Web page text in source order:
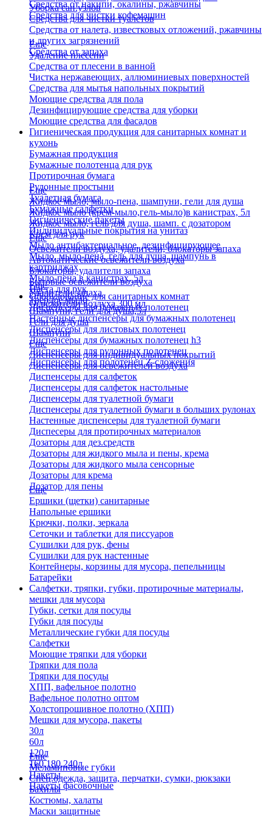
Средства от накипи, окалины, ржавчины
Средства для чистки кофемашин
Уборка сан.узлов
Средства для чистки туалетов
Средства от налета, известковых отложений, ржавчины
и других загрязнений
Средства от запаха
Еще
Удаление плесени
Средства от плесени в ванной
Чистка нержавеющих, аллюминиевых поверхностей
Средства для мытья напольных покрытий
Моющие средства для пола
Дезинфицирующие средства для уборки
Моющие средства для фасадов
Гигиеническая продукция для санитарных комнат и
кухонь
Бумажная продукция
Бумажные полотенца для рук
Протирочная бумага
Рулонные простыни
Туалетная бумага
Бумажные салфетки
Гигиенические пакеты
Индивидуальные покрытия на унитаз
Еще
Жидкое мыло, мыло-пена, шампуни, гели для душа
Жидкое мыло (крем-мыло,гель-мыло)в канистрах, 5л
Жидкое мыло, гель для душа, шамп. с дозатором
Крем для рук
Мыло антибактериальное, дезинфицирующее
Мыло, мыло-пена, гель для душа, шампунь в
картриджах
Мыло-пена в канистрах, 5л
Паста для рук
Твердое мыло
Шампуни, гели для душа,5л
Гели для душа
Шампуни
Еще
Освежители воздуха, удалители, блокаторы запаха
Автоматические освежители воздуха
Блокаторы, удалители запаха
Бытовые освежители воздуха
Удалители запаха
Освежители воздуха 300 мл
Еще
Оборудование для санитарных комнат
Диспенсеры для бумажных полотенец
Настенные диспенсеры для бумажных полотенец
Диспенсеры для листовых полотенец
Диспенсеры для бумажных полотенец h3
Диспенсеры для рулонных полотенец
Диспенсеры для полотенец Z-сложения
Еще
Диспенсеры для индивидуальных покрытий
Диспенсеры для освежителей воздуха
Диспенсеры для салфеток
Диспенсеры для салфеток настольные
Диспенсеры для туалетной бумаги
Диспенсеры для туалетной бумаги в больших рулонах
Настенные диспенсеры для туалетной бумаги
Диспесеры для протирочных материалов
Дозаторы для дез.средств
Дозаторы для жидкого мыла и пены, крема
Дозаторы для жидкого мыла сенсорные
Дозаторы для крема
Дозатор для пены
Еще
Ершики (щетки) санитарные
Напольные ершики
Крючки, полки, зеркала
Сеточки и таблетки для писсуаров
Сушилки для рук, фены
Сушилки для рук настенные
Контейнеры, корзины для мусора, пепельницы
Батарейки
Салфетки, тряпки, губки, протирочные материалы,
мешки для мусора
Губки, сетки для посуды
Губки для посуды
Металлические губки для посуды
Салфетки
Моющие тряпки для уборки
Тряпки для пола
Тряпки для посуды
ХПП, вафельное полотно
Вафельное полотно оптом
Холстопрошивное полотно (ХПП)
Мешки для мусора, пакеты
30л
60л
120л
160,180,240л
Пакеты
Пакеты фасовочные
Еще
Меламиновые губки
Спец.одежда, защита, перчатки, сумки, рюкзаки
Бахилы
Костюмы, халаты
Маски защитные